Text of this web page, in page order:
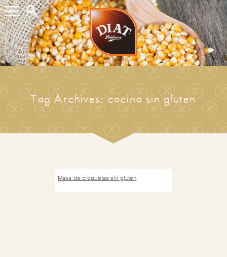
Buscar...
Tag Archives: cocina sin gluten
Masa de croquetas sin gluten